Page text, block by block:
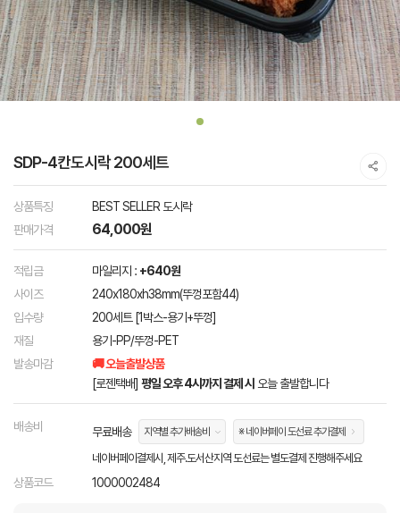
SDP-4칸도시락 200세트
상품특징
BEST SELLER 도시락
판매가격
64,000원
적립금 마일리지 : +640원
사이즈
240x180xh38mm(뚜껑포함44)
입수량
200세트 [1박스-용기+뚜껑]
재질
용기-PP/뚜껑-PET
발송마감
🚚 오늘출발상품
[로젠택배] 평일 오후 4시까지 결제 시 오늘 출발합니다
배송비 무료배송 지역별 추가배송비 ※ 네이버페이 도선료 추가결제
네이버페이결제시, 제주.도서산지역 도선료는 별도결제 진행해주세요
상품코드 1000002484